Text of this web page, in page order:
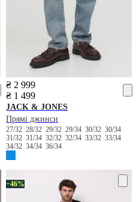
₴ 2 999
₴ 1 499
JACK & JONES
Прямі джинси
27/3228/3229/3229/3430/3230/34
31/3231/3432/3232/3433/3233/34
34/3234/3436/34
−46%